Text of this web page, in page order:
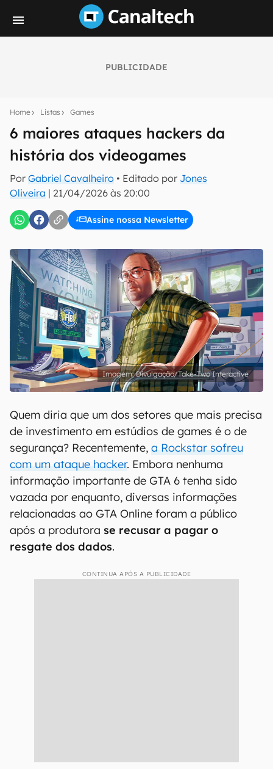
PUBLICIDADE
Home Listas Games
6 maiores ataques hackers da
história dos videogames
Por Gabriel Cavalheiro • Editado por Jones
Oliveira | 21/04/2026 às 20:00
Assine nossa Newsletter
notícias e reviews sobre tecnologia em primeira
mão.
E-mail
Uso e Política de Privacidade do Canaltech.
Divulgação/Take-Two Interactive
Quem diria que um dos setores que mais precisa
de investimento em estúdios de games é o de
segurança? Recentemente, a Rockstar sofreu
com um ataque hacker. Embora nenhuma
informação importante de GTA 6 tenha sido
vazada por enquanto, diversas informações
relacionadas ao GTA Online foram a público
após a produtora se recusar a pagar o
resgate dos dados.
CONTINUA APÓS A PUBLICIDADE